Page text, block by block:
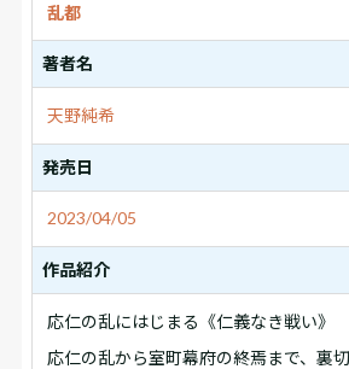
乱都
著者名
天野純希
発売日
2023/04/05
作品紹介
応仁の乱にはじまる《仁義なき戦い》
応仁の乱から室町幕府の終焉まで、裏